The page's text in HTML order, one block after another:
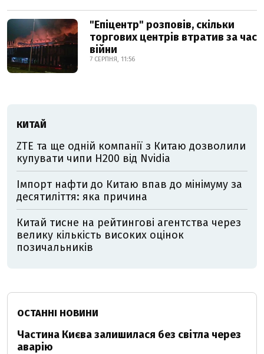
"Епіцентр" розповів, скільки
торгових центрів втратив за час
війни
7 СЕРПНЯ, 11:56
КИТАЙ
ZTE та ще одній компанії з Китаю дозволили
купувати чипи H200 від Nvidia
Імпорт нафти до Китаю впав до мінімуму за
десятиліття: яка причина
Китай тисне на рейтингові агентства через
велику кількість високих оцінок
позичальників
ОСТАННІ НОВИНИ
Частина Києва залишилася без світла через
аварію